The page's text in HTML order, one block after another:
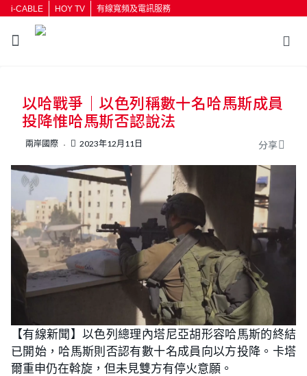
i-CABLE HOY TV 有線寬頻及電訊服務
按輸入鍵開始搜尋
以哈戰爭｜以色列稱數十名哈馬斯成員
投降惟哈馬斯否認說法
兩岸國際 2023年12月11日 分享
【有線新聞】以色列總理內塔尼亞胡形容哈馬斯的終結
已開始，哈馬斯則否認有數十名成員向以方投降。卡塔
爾重申仍在斡旋，但未見雙方有停火意願。